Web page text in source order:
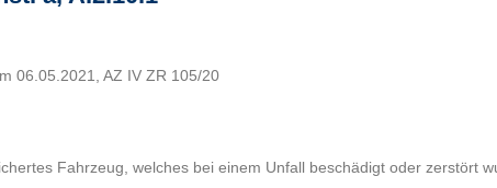
06.05.2021, AZ IV ZR 105/20
Fahrzeug, welches bei einem Unfall beschädigt oder zerstört